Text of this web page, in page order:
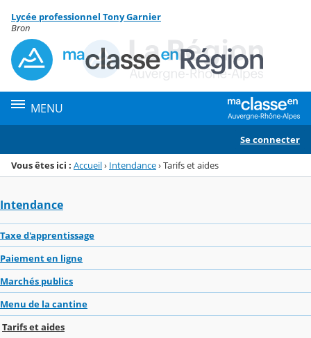
Menu de la rubrique
Contenu
Lycée professionnel Tony Garnier
Bron
MENU
Se connecter
Vous êtes ici : Accueil› Intendance›Tarifs et aides
Intendance
Taxe d'apprentissage
Paiement en ligne
Marchés publics
Menu de la cantine
Tarifs et aides